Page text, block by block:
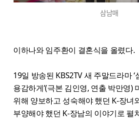
삼남매
이하나와 임주환이 결혼식을 올렸다.
19일 방송된 KBS2TV 새 주말드라마 ‘
용감하게’(극본 김인영, 연출 박만영)
위해 양보하고 성숙해야 했던 K-장녀
부양해야 했던 K-장남의 이야기로 펼